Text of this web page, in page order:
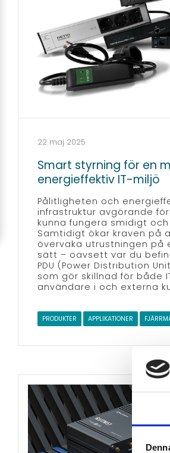
22 maj 2025
Smart styrning för en
energieffektiv IT-miljö
Pålitligheten och
infrastruktur avgörande
kunna fungera smidigt
Samtidigt ökar kraven på
övervaka utrustningen på
sätt – oavsett var du
PDU (Power Distribution
som gör skillnad för både
användare i och externa
PRODUKTER APPLIKATIONER